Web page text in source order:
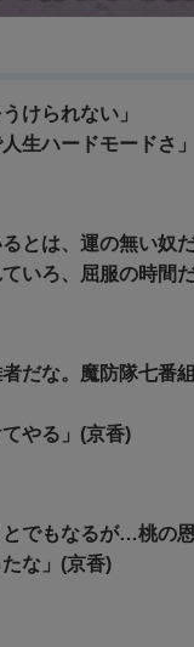
けられない」
人生ハードモードさ
とは、運の無い奴だ
ていろ、屈服の時間
者だな。魔防隊七番
てやる」(京香)
とでもなるが…桃の
な」(京香)